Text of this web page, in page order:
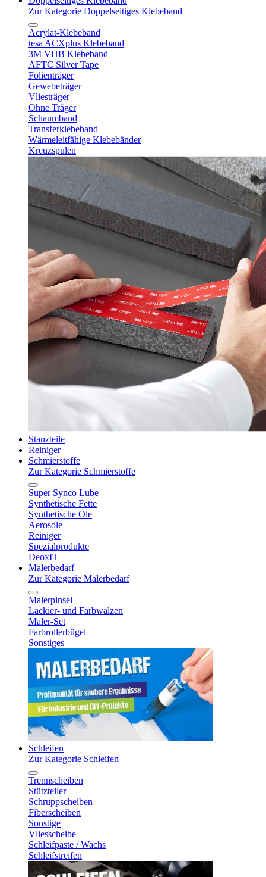
Zur Kategorie Doppelseitiges Klebeband
Acrylat-Klebeband
tesa ACXplus Klebeband
3M VHB Klebeband
AFTC Silver Tape
Folienträger
Gewebeträger
Vliesträger
Ohne Träger
Schaumband
Transferklebeband
Wärmeleitfähige Klebebänder
Kreuzspulen
Stanzteile
Reiniger
Schmierstoffe
Zur Kategorie Schmierstoffe
Super Synco Lube
Synthetische Fette
Synthetische Öle
Aerosole
Reiniger
Spezialprodukte
DeoxIT
Malerbedarf
Zur Kategorie Malerbedarf
Malerpinsel
Lackier- und Farbwalzen
Maler-Set
Farbrollerbügel
Sonstiges
Schleifen
Zur Kategorie Schleifen
Trennscheiben
Stützteller
Schruppscheiben
Fiberscheiben
Sonstige
Vliesscheibe
Schleifpaste / Wachs
Schleifstreifen